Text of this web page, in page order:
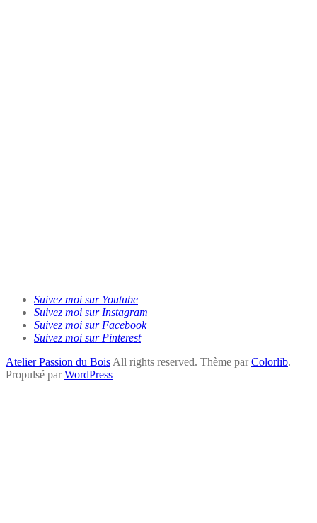
Suivez moi sur Youtube
Suivez moi sur Instagram
Suivez moi sur Facebook
Suivez moi sur Pinterest
Atelier Passion du Bois All rights reserved. Thème parColorlib.
Propulsé parWordPress